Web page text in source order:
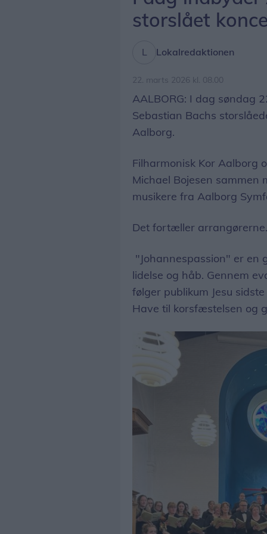
storslået
Lokalredaktionen
22. marts 2026 kl. 08.00
AALBORG: I dag søndag
Sebastian Bachs
Aalborg.
Filharmonisk Kor Aalborg
Michael Bojesen
musikere fra Aalborg
Det fortæller arrangørerne.
"Johannespassion" er en
lidelse og håb. Gennem
følger publikum Jesu
Have til korsfæstelsen og